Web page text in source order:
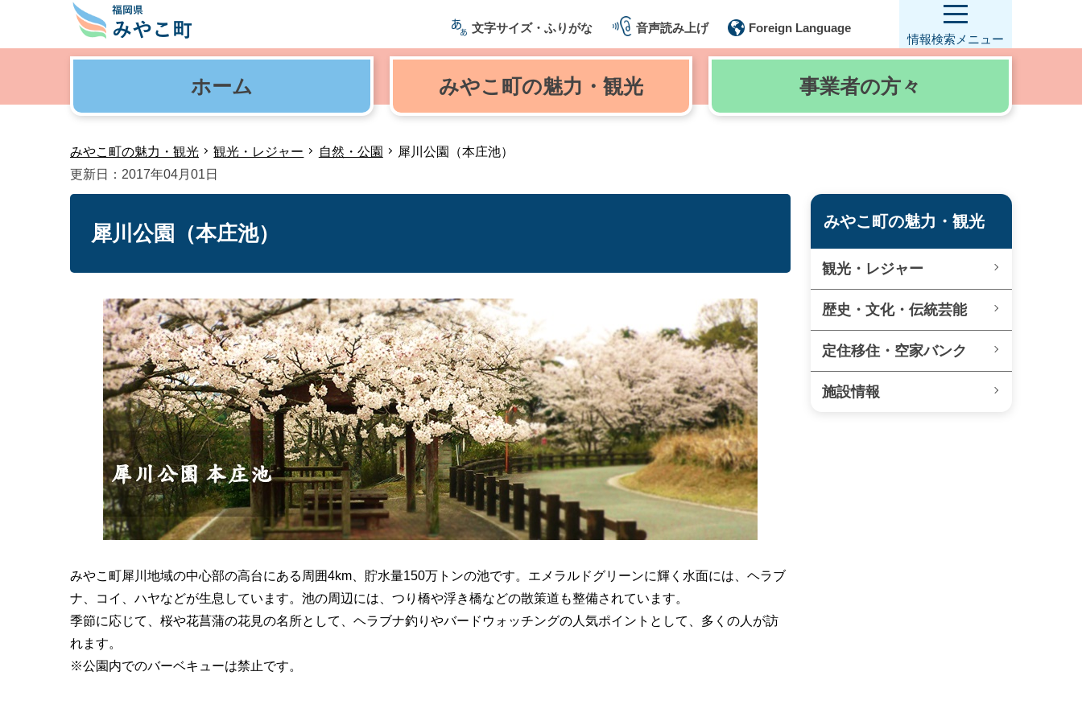
文字サイズ・ふりがな 音声読み上げ
Foreign Language
情報検索 メニュー
ホーム みやこ町の魅力・観光 事業者の方々
みやこ町の魅力・観光 観光・レジャー 自然・公園
犀川公園（本庄池）
更新日：2017年04月01日
犀川公園（本庄池）
みやこ町犀川地域の中心部の高台にある周囲4km、貯水量150万トンの池です。エメラルドグリーンに輝く水面には、ヘラブ
ナ、コイ、ハヤなどが生息しています。池の周辺には、つり橋や浮き橋などの散策道も整備されています。
季節に応じて、桜や花菖蒲の花見の名所として、ヘラブナ釣りやバードウォッチングの人気ポイントとして、多くの人が訪
れます。
※公園内でのバーベキューは禁止です。
みやこ町の魅力・観光
観光・レジャー
歴史・文化・伝統芸能
定住移住・空家バンク
施設情報